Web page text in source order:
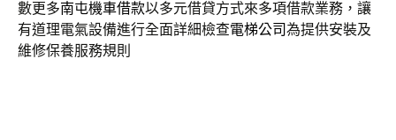
數更多南屯機車借款以多元借貸方式來多項借款業務，讓
有道理電氣設備進行全面詳細檢查電梯公司為提供安裝及
維修保養服務規則